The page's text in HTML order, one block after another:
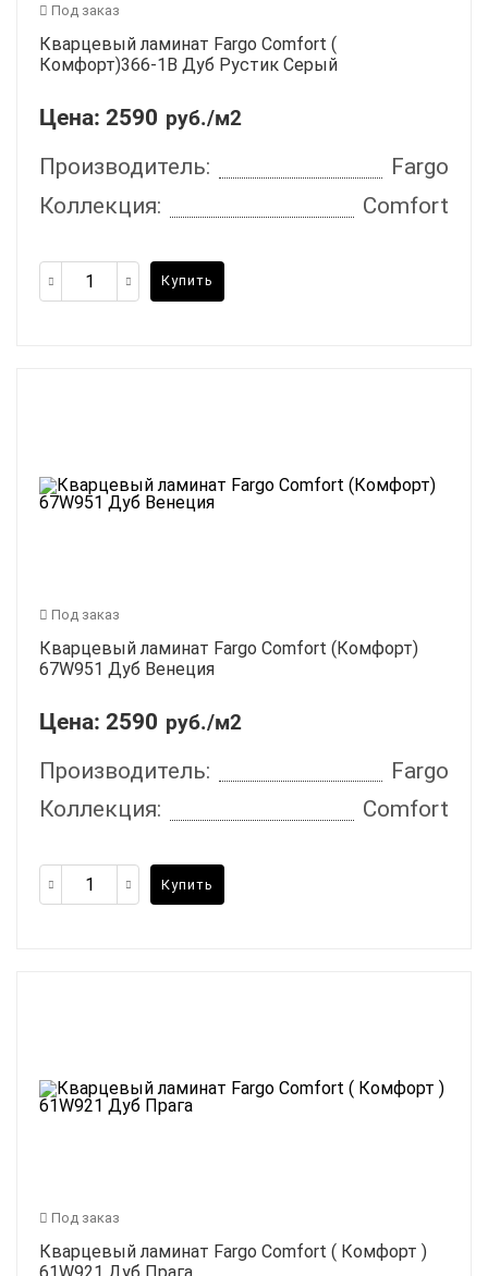
Под заказ
Кварцевый ламинат Fargo Comfort (
Комфорт)366-1В Дуб Рустик Серый
Цена: 2590 руб./м2
Производитель:
Fargo
Коллекция:
Comfort
Купить
Под заказ
Кварцевый ламинат Fargo Comfort (Комфорт)
67W951 Дуб Венеция
Цена: 2590 руб./м2
Производитель:
Fargo
Коллекция:
Comfort
Купить
Под заказ
Кварцевый ламинат Fargo Comfort ( Комфорт )